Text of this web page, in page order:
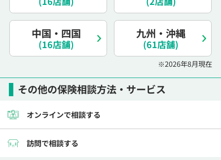
電話で相談予約 （オンライン保険相談専用）
0120-987-110
平日 / 土日祝日 10:00〜17:00（通話無料）
※受付時間外にご予約をいただいた場合は、
その他の保険相談方法・サービス
オンラインで相談する
訪問で相談する
中国・四国
(16店舗)
九州・沖縄
(61店舗)
※2026年8月現在